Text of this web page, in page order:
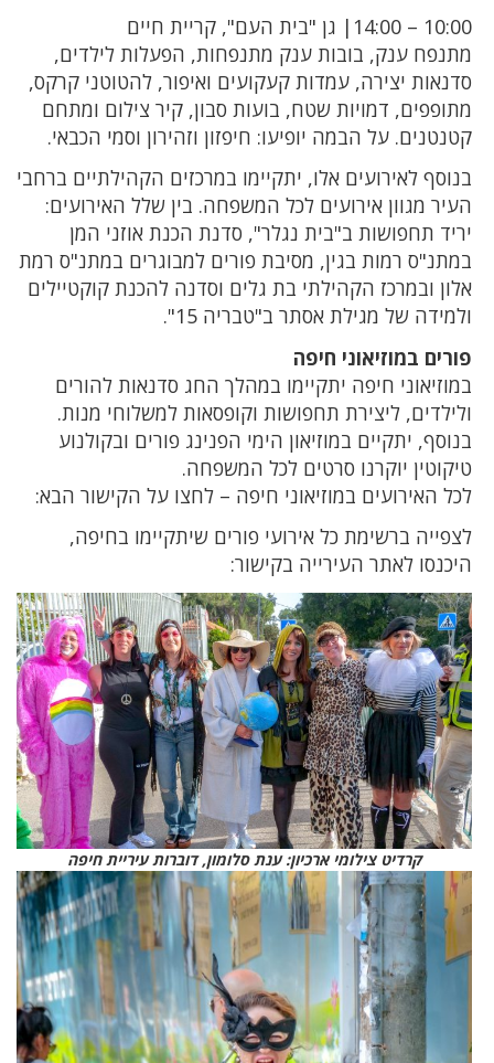
10:00 – 14:00| גן "בית העם", קריית חיים
מתנפח ענק, בובות ענק מתנפחות, הפעלות לילדים,
סדנאות יצירה, עמדות קעקועים ואיפור, להטוטני קרקס,
מתופפים, דמויות שטח, בועות סבון, קיר צילום ומתחם
קטנטנים. על הבמה יופיעו: חיפזון וזהירון וסמי הכבאי.
בנוסף לאירועים אלו, יתקיימו במרכזים הקהילתיים ברחבי
העיר מגוון אירועים לכל המשפחה. בין שלל האירועים:
יריד תחפושות ב"בית נגלר", סדנת הכנת אוזני המן
במתנ"ס רמות בגין, מסיבת פורים למבוגרים במתנ"ס רמת
אלון ובמרכז הקהילתי בת גלים וסדנה להכנת קוקטיילים
ולמידה של מגילת אסתר ב"טבריה 15".
פורים במוזיאוני חיפה
במוזיאוני חיפה יתקיימו במהלך החג סדנאות להורים
ולילדים, ליצירת תחפושות וקופסאות למשלוחי מנות.
בנוסף, יתקיים במוזיאון הימי הפנינג פורים ובקולנוע
טיקוטין יוקרנו סרטים לכל המשפחה.
לכל האירועים במוזיאוני חיפה – לחצו על הקישור הבא:
לצפייה ברשימת כל אירועי פורים שיתקיימו בחיפה,
היכנסו לאתר העירייה בקישור:
קרדיט צילומי ארכיון: ענת סלומון, דוברות עיריית חיפה